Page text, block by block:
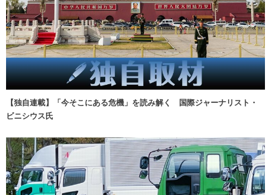
【独自連載】「今そこにある危機」を読み解く 国際ジャーナリスト・
ビニシウス氏